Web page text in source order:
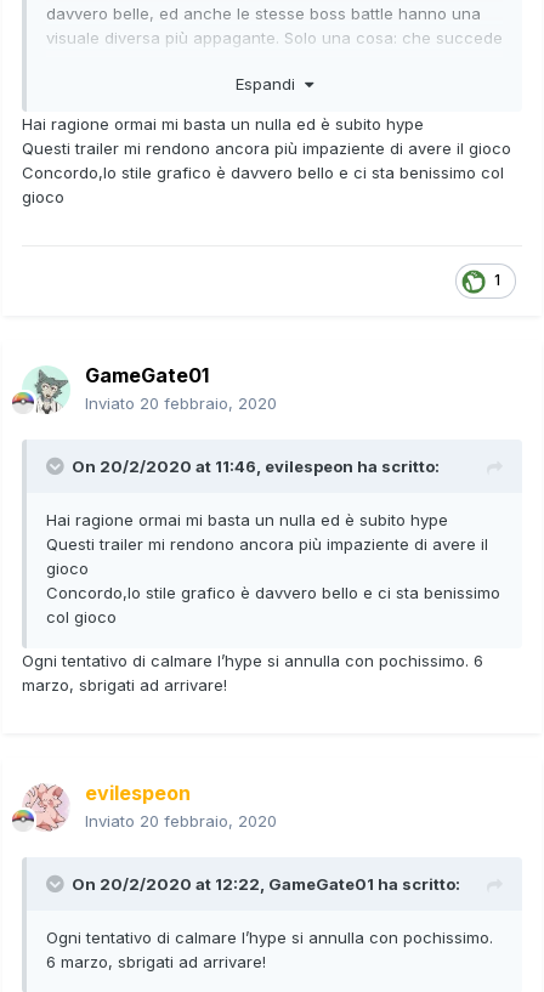
davvero belle, ed anche le stesse boss battle hanno una
visuale diversa più appagante. Solo una cosa: che succede
contro qualcosa? (Se ci sono spoiler importanti mettetelo
Concordo con tutti e due!
Espandi
Hai ragione ormai mi basta un nulla ed è subito hype
Questi trailer mi rendono ancora più impaziente di avere il gioco
Concordo,lo stile grafico è davvero bello e ci sta benissimo col
gioco
1
GameGate01
Inviato 20 febbraio, 2020
On 20/2/2020 at 11:46, evilespeon ha scritto:
Hai ragione ormai mi basta un nulla ed è subito hype
Questi trailer mi rendono ancora più impaziente di avere il
gioco
Concordo,lo stile grafico è davvero bello e ci sta benissimo
col gioco
Ogni tentativo di calmare l’hype si annulla con pochissimo. 6
marzo, sbrigati ad arrivare!
evilespeon
Inviato 20 febbraio, 2020
On 20/2/2020 at 12:22, GameGate01 ha scritto:
Ogni tentativo di calmare l’hype si annulla con pochissimo.
6 marzo, sbrigati ad arrivare!